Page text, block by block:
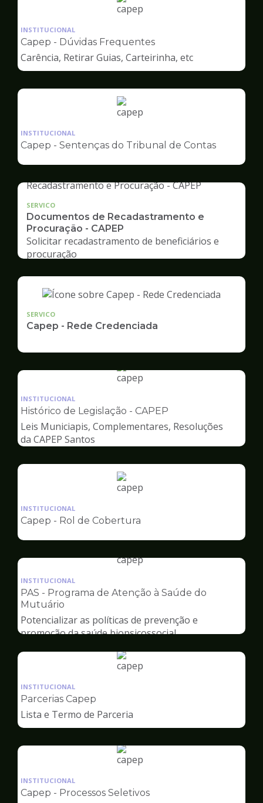
Ilustração
pagina
de
Capep
INSTITUCIONAL
Capep - Dúvidas Frequentes
Carência, Retirar Guias, Carteirinha, etc
Ilustração
pagina
Capep
INSTITUCIONAL
Capep - Sentenças do Tribunal de Contas
SERVICO
Documentos de Recadastramento e
Procuração - CAPEP
Solicitar recadastramento de beneficiários e
procuração
SERVICO
Capep - Rede Credenciada
Ilustração
pagina
Capep
INSTITUCIONAL
Histórico de Legislação - CAPEP
Leis Municiapis, Complementares, Resoluções
da CAPEP Santos
Ilustração
pagina
Capep
INSTITUCIONAL
Capep - Rol de Cobertura
Ilustração
pagina
Capep
INSTITUCIONAL
PAS - Programa de Atenção à Saúde do
Mutuário
Potencializar as políticas de prevenção e
promoção da saúde biopsicossocial
Ilustração
Capep
INSTITUCIONAL
Parcerias Capep
Lista e Termo de Parceria
Ilustração
pagina
INSTITUCIONAL
Capep - Processos Seletivos